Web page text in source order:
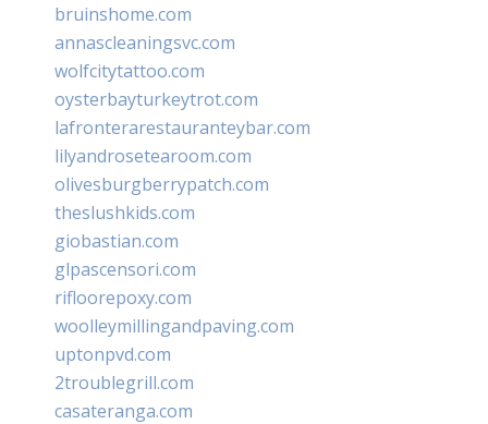
bruinshome.com
annascleaningsvc.com
wolfcitytattoo.com
oysterbayturkeytrot.com
lafronterarestauranteybar.com
lilyandrosetearoom.com
olivesburgberrypatch.com
theslushkids.com
giobastian.com
glpascensori.com
rifloorepoxy.com
woolleymillingandpaving.com
uptonpvd.com
2troublegrill.com
casateranga.com